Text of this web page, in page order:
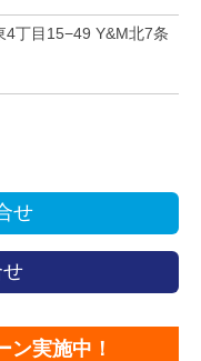
4丁目15−49 Y&M北7条
せ
ン実施中！